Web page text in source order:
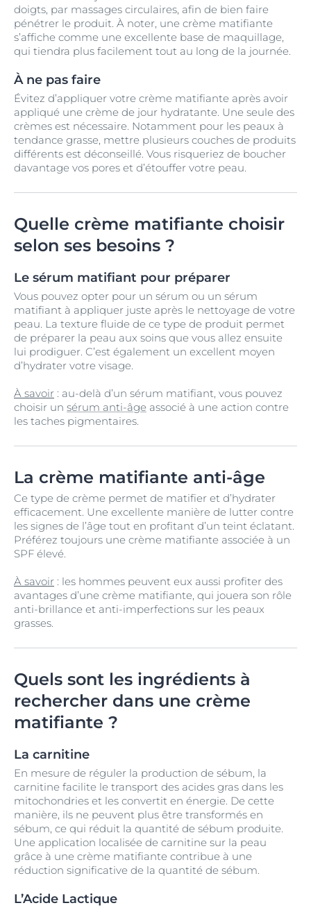
doigts, par massages circulaires, afin de bien faire
pénétrer le produit. À noter, une crème matifiante
s’affiche comme une excellente base de maquillage,
qui tiendra plus facilement tout au long de la journée.
À ne pas faire
Évitez d’appliquer votre crème matifiante après avoir
appliqué une crème de jour hydratante. Une seule des
crèmes est nécessaire. Notamment pour les peaux à
tendance grasse, mettre plusieurs couches de produits
différents est déconseillé. Vous risqueriez de boucher
davantage vos pores et d’étouffer votre peau.
Quelle crème matifiante choisir
selon ses besoins ?
Le sérum matifiant pour préparer
Vous pouvez opter pour un sérum ou un sérum
matifiant à appliquer juste après le nettoyage de votre
peau. La texture fluide de ce type de produit permet
de préparer la peau aux soins que vous allez ensuite
lui prodiguer. C’est également un excellent moyen
d’hydrater votre visage.
À savoir : au-delà d’un sérum matifiant, vous pouvez
choisir un sérum anti-âge associé à une action contre
les taches pigmentaires.
La crème matifiante anti-âge
Ce type de crème permet de matifier et d’hydrater
efficacement. Une excellente manière de lutter contre
les signes de l’âge tout en profitant d’un teint éclatant.
Préférez toujours une crème matifiante associée à un
SPF élevé.
À savoir : les hommes peuvent eux aussi profiter des
avantages d’une crème matifiante, qui jouera son rôle
anti-brillance et anti-imperfections sur les peaux
grasses.
Quels sont les ingrédients à
rechercher dans une crème
matifiante ?
La carnitine
En mesure de réguler la production de sébum, la
carnitine facilite le transport des acides gras dans les
mitochondries et les convertit en énergie. De cette
manière, ils ne peuvent plus être transformés en
sébum, ce qui réduit la quantité de sébum produite.
Une application localisée de carnitine sur la peau
grâce à une crème matifiante contribue à une
réduction significative de la quantité de sébum.
L’Acide Lactique